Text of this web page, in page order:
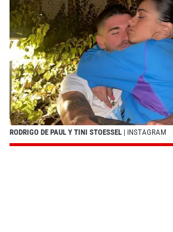
RODRIGO DE PAUL Y TINI STOESSEL | INSTAGRAM